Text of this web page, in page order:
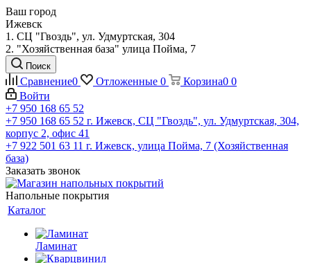
Ваш город
Ижевск
1. СЦ "Гвоздь", ул. Удмуртская, 304
2. "Хозяйственная база" улица Пойма, 7
Поиск
Сравнение0 Отложенные 0 Корзина0 0
Войти
+7 950 168 65 52
+7 950 168 65 52 г. Ижевск, СЦ "Гвоздь", ул. Удмуртская, 304,
корпус 2, офис 41
+7 922 501 63 11 г. Ижевск, улица Пойма, 7 (Хозяйственная
база)
Заказать звонок
Напольные покрытия
Каталог
Ламинат